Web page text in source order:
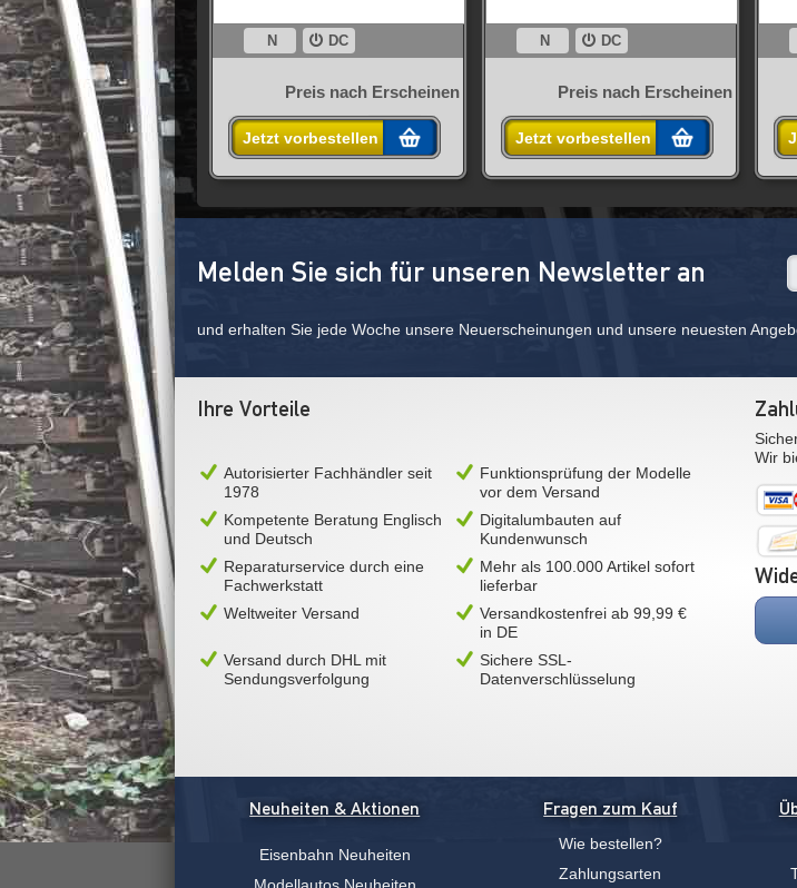
N DC
Preis nach Erscheinen
Jetzt vorbestellen
N DC
Preis nach Erscheinen
Jetzt vorbestellen
Melden Sie sich für unseren Newsletter an
und erhalten Sie jede Woche unsere Neuerscheinungen und unsere neuesten
Ihre Vorteile
Autorisierter Fachhändler seit
1978
Funktionsprüfung der Modelle
vor dem Versand
Kompetente Beratung Englisch
und Deutsch
Digitalumbauten auf
Kundenwunsch
Reparaturservice durch eine
Fachwerkstatt
Mehr als 100.000 Artikel sofort
lieferbar
Weltweiter Versand
Versandkostenfrei ab 99,99 €
in DE
Versand durch DHL mit
Sendungsverfolgung
Sichere SSL-
Datenverschlüsselung
Wir
Neuheiten & Aktionen
Eisenbahn Neuheiten
Fragen zum Kauf
Wie bestellen?
Zahlungsarten